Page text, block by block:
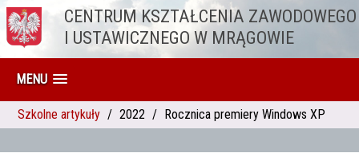
Przejdź do treściCENTRUM KSZTAŁCENIA ZAWODOWEGO
I USTAWICZNEGO W MRĄGOWIE
MENU
Szkolne artykuły 2022 Rocznica premiery Windows XP